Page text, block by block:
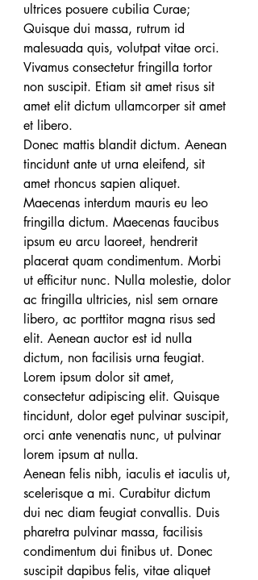
ultrices posuere cubilia Curae;
Quisque dui massa, rutrum id
malesuada quis, volutpat vitae orci.
Vivamus consectetur fringilla tortor
non suscipit. Etiam sit amet risus sit
amet elit dictum ullamcorper sit amet
et libero.
Donec mattis blandit dictum. Aenean
tincidunt ante ut urna eleifend, sit
amet rhoncus sapien aliquet.
Maecenas interdum mauris eu leo
fringilla dictum. Maecenas faucibus
ipsum eu arcu laoreet, hendrerit
placerat quam condimentum. Morbi
ut efficitur nunc. Nulla molestie, dolor
ac fringilla ultricies, nisl sem ornare
libero, ac porttitor magna risus sed
elit. Aenean auctor est id nulla
dictum, non facilisis urna feugiat.
Lorem ipsum dolor sit amet,
consectetur adipiscing elit. Quisque
tincidunt, dolor eget pulvinar suscipit,
orci ante venenatis nunc, ut pulvinar
lorem ipsum at nulla.
Aenean felis nibh, iaculis et iaculis ut,
scelerisque a mi. Curabitur dictum
dui nec diam feugiat convallis. Duis
pharetra pulvinar massa, facilisis
condimentum dui finibus ut. Donec
suscipit dapibus felis, vitae aliquet